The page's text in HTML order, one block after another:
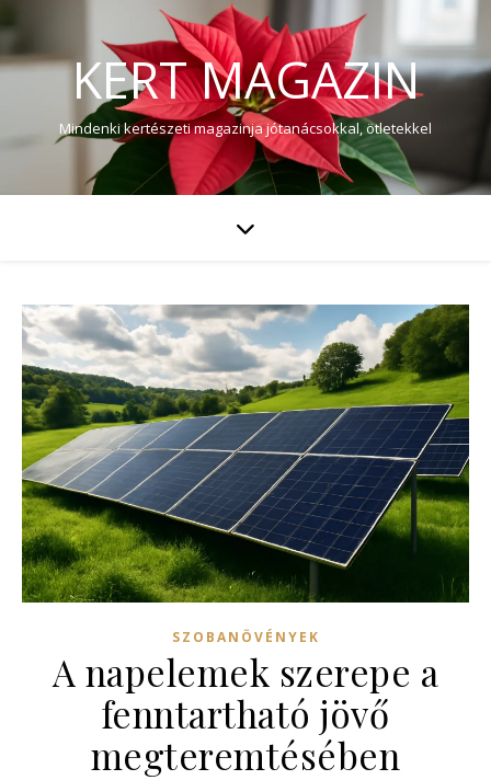
KERT MAGAZIN
Mindenki kertészeti magazinja jótanácsokkal, ötletekkel
SZOBANÖVÉNYEK
A napelemek szerepe a
fenntartható jövő
megteremtésében